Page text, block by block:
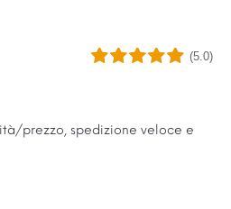
(5.0)
prezzo, spedizione veloce e